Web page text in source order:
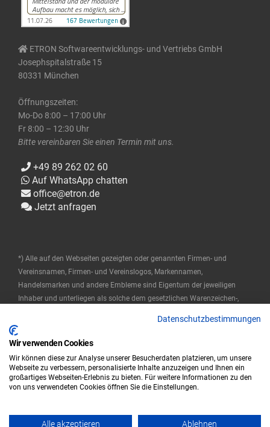
ETRON Softwareentwicklungs- und Vertriebs GmbH
Josephspitalstraße 15
80331 München
Öffnungszeiten:
Mo-Do 8:00 – 17:00 Uhr
Fr 8:00 – 12:30 Uhr
Bitte vereinbaren Sie einen Termin mit uns.
+49 89 262 02 60
Auf WhatsApp chatten
office@etron.de
Jetzt anfragen
*) Alle auf den Webseiten gezeigten oder genannten Firmen- und
Vereinsnamen, Firmen- und Vereinslogos, Markennamen,
Handelsmarken und andere Embleme sind Eigentum der jeweiligen
Inhaber und unterliegen als solche dem gesetzlichen Warenzeichen-,
stellen keine Zugehörigkeit durch die Markeninhaber dar.
© 2025 ETRON Softwareentwicklungs- und Vertriebs GmbH
Impressum | Datenschutz | AGB
© 2023 ETRON - Powered by ETRON - Webshop, Warenwirtschaft und
Datenschutzbestimmungen
Wir verwenden Cookies
Wir können diese zur Analyse unserer Besucherdaten platzieren, um unsere
Webseite zu verbessern, personalisierte Inhalte anzuzeigen und Ihnen ein
großartiges Webseiten-Erlebnis zu bieten. Für weitere Informationen zu den
von uns verwendeten Cookies öffnen Sie die Einstellungen.
Alle akzeptieren Ablehnen